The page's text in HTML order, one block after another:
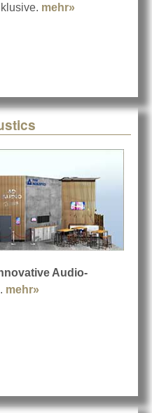
mehr»
Audio-
. mehr»